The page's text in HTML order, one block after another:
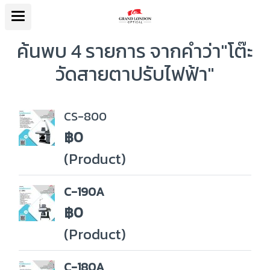
ค้นพบ 4 รายการ จากคำว่า"โต๊ะ
วัดสายตาปรับไฟฟ้า"
CS-800
฿0
(Product)
C-190A
฿0
(Product)